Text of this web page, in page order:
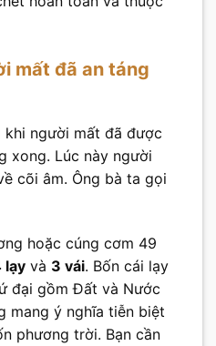
mất đã an táng
khi người mất đã được
xong. Lúc này người
cõi âm. Ông bà ta gọi
hoặc cúng cơm 49
lạy và 3 vái. Bốn cái lạy
đại gồm Đất và Nước
mang ý nghĩa tiễn biệt
phương trời. Bạn cần